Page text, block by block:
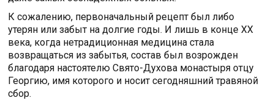
К сожалению, первоначальный рецепт был либо
утерян или забыт на долгие годы. И лишь в конце XX
века, когда нетрадиционная медицина стала
возвращаться из забытья, состав был возрожден
благодаря настоятелю Свято-Духова монастыря отцу
Георгию, имя которого и носит сегодняшний травяной
сбор.